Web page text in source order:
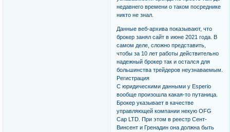
недавнего времени о таком посреднике
никто не знал.
Данные веб-архива показывают, что
брокер занял сайт в июне 2021 года. В
самом деле, сложно представить,
чтобы за 10 лет работы действительно
надежный брокер так и остался для
большинства трейдеров неузнаваемым.
Регистрация
С юридическими данными у Esperio
вообще произошла какая-то путаница.
Брокер указывает в качестве
управляющей компании некую OFG
Cap LTD. При этом в реестр Сент-
Винсент и Гренадин она должна быть